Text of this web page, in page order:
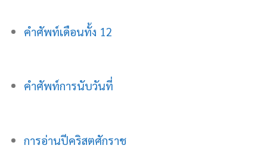
คำศัพท์เดือนทั้ง 12
คำศัพท์การนับวันที่
การอ่านปีคริสตศักราช